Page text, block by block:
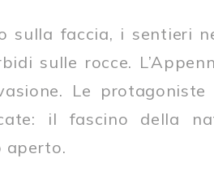
sulla faccia, i sentieri
sulle rocce.
Le protagoniste
il fascino della
aperto.